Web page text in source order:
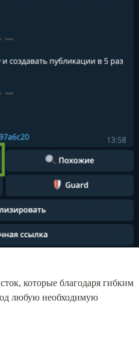
которые благодаря гибким
любую необходимую